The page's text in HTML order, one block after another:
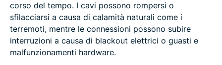
corso del tempo. I cavi possono rompersi o
sfilacciarsi a causa di calamità naturali come i
terremoti, mentre le connessioni possono subire
interruzioni a causa di blackout elettrici o guasti e
malfunzionamenti hardware.